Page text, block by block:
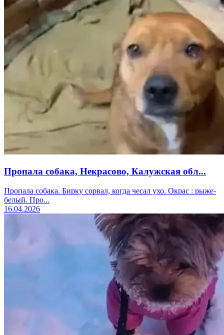
Пропала собака, Некрасово, Калужская обл...
Пропала собака. Бирку сорвал, когда чесал ухо. Окрас : рыже-
белый. Про...
16.04.2026